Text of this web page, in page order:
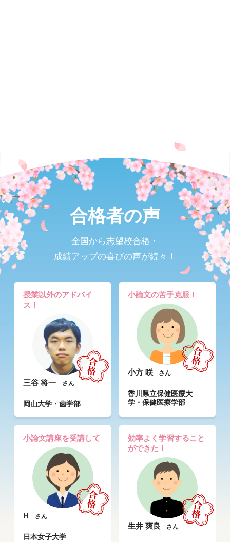
合格者の声
全国から志望校合格・
成績アップの喜びの声が続々！
授業以外のアドバイ
ス！
三谷 将一 さん
岡山大学・歯学部
小論文の苦手克服！
小方 咲 さん
香川県立保健医療大
学・保健医療学部
小論文講座を受講して
H さん
日本女子大学
効率よく学習すること
ができた！
生井 爽良 さん